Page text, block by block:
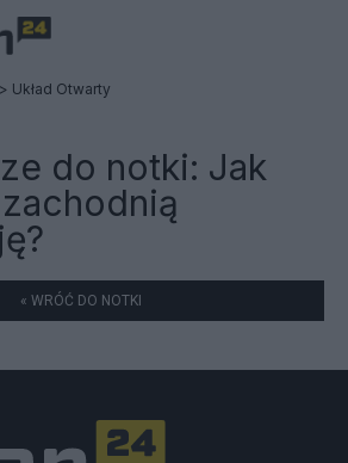
Układ Otwarty
do notki: Jak
« WRÓĆ DO NOTKI